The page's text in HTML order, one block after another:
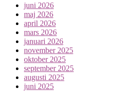
juni 2026
maj 2026
april 2026
mars 2026
januari 2026
november 2025
oktober 2025
september 2025
augusti 2025
juni 2025